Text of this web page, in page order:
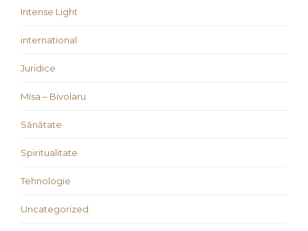
Intense Light
international
Juridice
Misa – Bivolaru
Sănătate
Spiritualitate
Tehnologie
Uncategorized